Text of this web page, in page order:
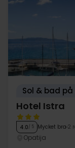
Sol & bad
Hotel Istra
4.0/ 5 Mycket bra 2
Opatija